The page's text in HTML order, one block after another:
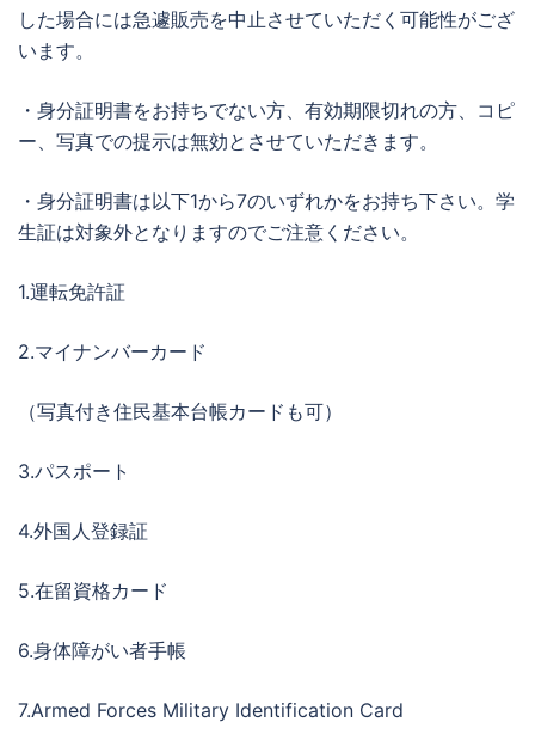
した場合には急遽販売を中止させていただく可能性がござ
います。
・身分証明書をお持ちでない方、有効期限切れの方、コピ
ー、写真での提示は無効とさせていただきます。
・身分証明書は以下1から7のいずれかをお持ち下さい。学
生証は対象外となりますのでご注意ください。
1.運転免許証
2.マイナンバーカード
（写真付き住民基本台帳カードも可）
3.パスポート
4.外国人登録証
5.在留資格カード
6.身体障がい者手帳
7.Armed Forces Military Identification Card